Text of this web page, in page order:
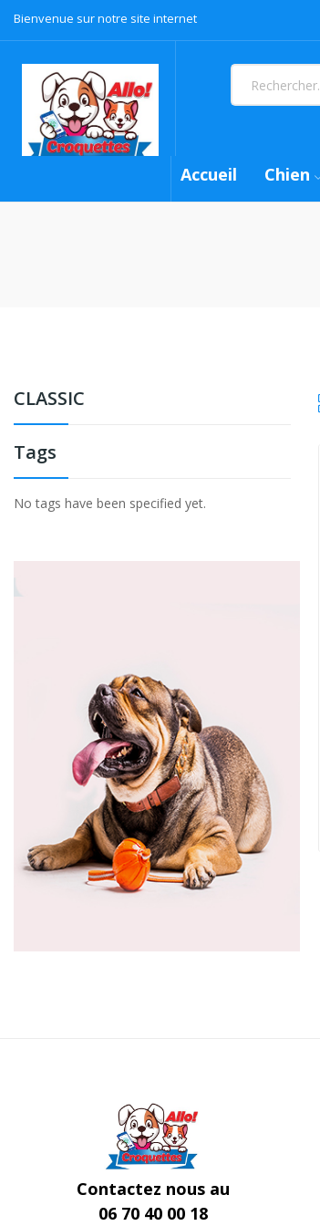
Bienvenue sur notre site internet
Accueil Chien
CLASSIC
Tags
No tags have been specified yet.
Contactez nous au
06 70 40 00 18